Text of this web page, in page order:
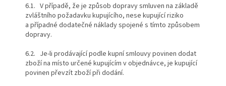
6.1. V případě, že je způsob dopravy smluven na základě
zvláštního požadavku kupujícího, nese kupující riziko
a případné dodatečné náklady spojené s tímto způsobem
dopravy.
6.2. Je-li prodávající podle kupní smlouvy povinen dodat
zboží na místo určené kupujícím v objednávce, je kupující
povinen převzít zboží při dodání.